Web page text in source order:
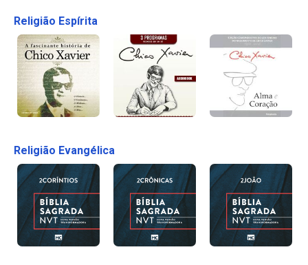
Religião Espírita
Religião Evangélica